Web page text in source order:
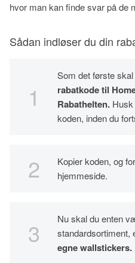
hvor man kan finde svar på de
Sådan indløser du din
Som det første
rabatkode til
Rabathelten.
koden, inden du
Kopier koden, og
hjemmeside.
Nu skal du enten
standardsortiment,
egne wallstickers.